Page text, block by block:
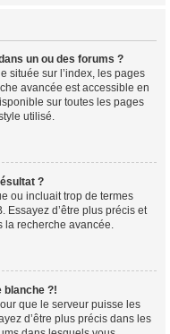
un ou des forums ?
située sur l’index, les pages
avancée est accessible en
sur toutes les pages
utilisé.
?
ou incluait trop de termes
Essayez d’être plus précis et
la recherche avancée.
blanche ?!
que le serveur puisse les
d’être plus précis dans les